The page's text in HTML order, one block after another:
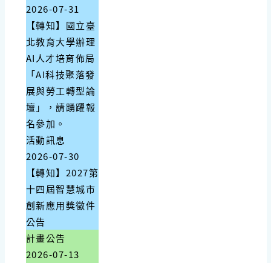
2026-07-31
【轉知】國立臺
北教育大學辦理
AI人才培育佈局
「AI科技聚落發
展與勞工轉型論
壇」，請踴躍報
名參加。
活動訊息
2026-07-30
【轉知】2027第
十四屆智慧城市
創新應用獎徵件
公告
計畫公告
2026-07-13